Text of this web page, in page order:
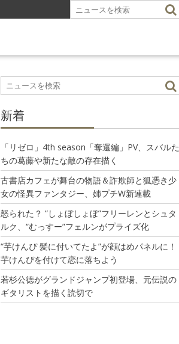
新着
「リゼロ」4th season「奪還編」PV、スバルた
ちの葛藤や新たな敵の存在描く
古書店カフェが舞台の物語＆詐欺師と狐憑き少
女の怪異ファンタジー、姉プチW新連載
怒られた？ “しょぼしょぼ”フリーレンとシュタ
ルク、“むっすー”フェルンがプライズ化
“芋けんぴ 髪に付いてたよ”が顔はめパネルに！
芋けんぴを付けて恋に落ちよう
若杉公徳がグランドジャンプ初登場、元伝説の
ギタリストを描く読切で